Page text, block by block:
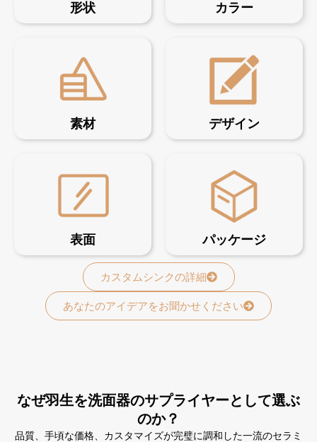
形状 カラー
素材 デザイン
表面 パッケージ
カスタムシンクの詳細
あなたのアイデアをお聞かせください
なぜ羽生を洗面器のサプライヤーとして選ぶ
のか？
品質、手頃な価格、カスタマイズが完璧に調和した一流のセラミ